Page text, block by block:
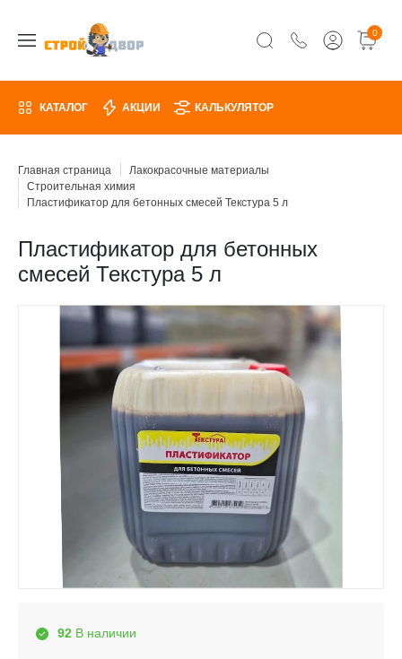
0
КАТАЛОГ АКЦИИ КАЛЬКУЛЯТОР
Главная страница
Лакокрасочные материалы
Строительная химия
Пластификатор для бетонных смесей Текстура 5 л
Пластификатор для бетонных
смесей Текстура 5 л
92 В наличии